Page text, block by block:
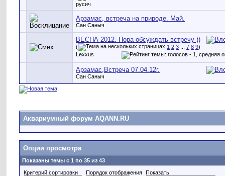
русич
Арзамас, встреча на природе. Май.
Сан Саныч
ВЕСНА 2012. Пора обсуждать встречу ))
( 1 2 3 7 8 9)
Lexxus
Арзамас,Встреча 07.04.12г.
Сан Саныч
Аквариумный форум AQANN.RU
Опции просмотра
Показаны темы с 1 по 35 из 43
Критерий сортировки
Порядок отображения Показать